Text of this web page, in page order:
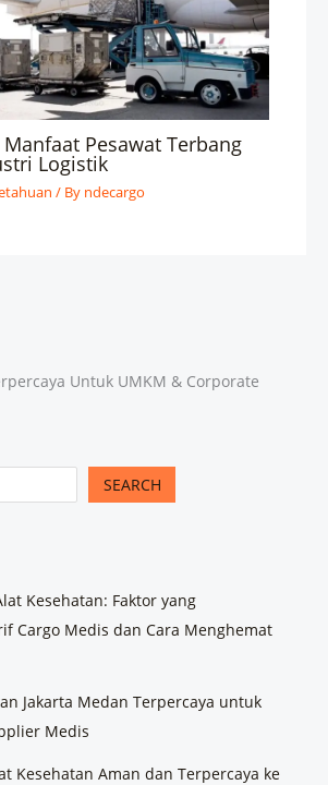
Pesawat Terbang
Logistik
/ By ndecargo
Untuk UMKM & Corporate
SEARCH
Kesehatan: Faktor yang
Cargo Medis dan Cara Menghemat
Jakarta Medan Terpercaya untuk
Medis
Kesehatan Aman dan Terpercaya ke